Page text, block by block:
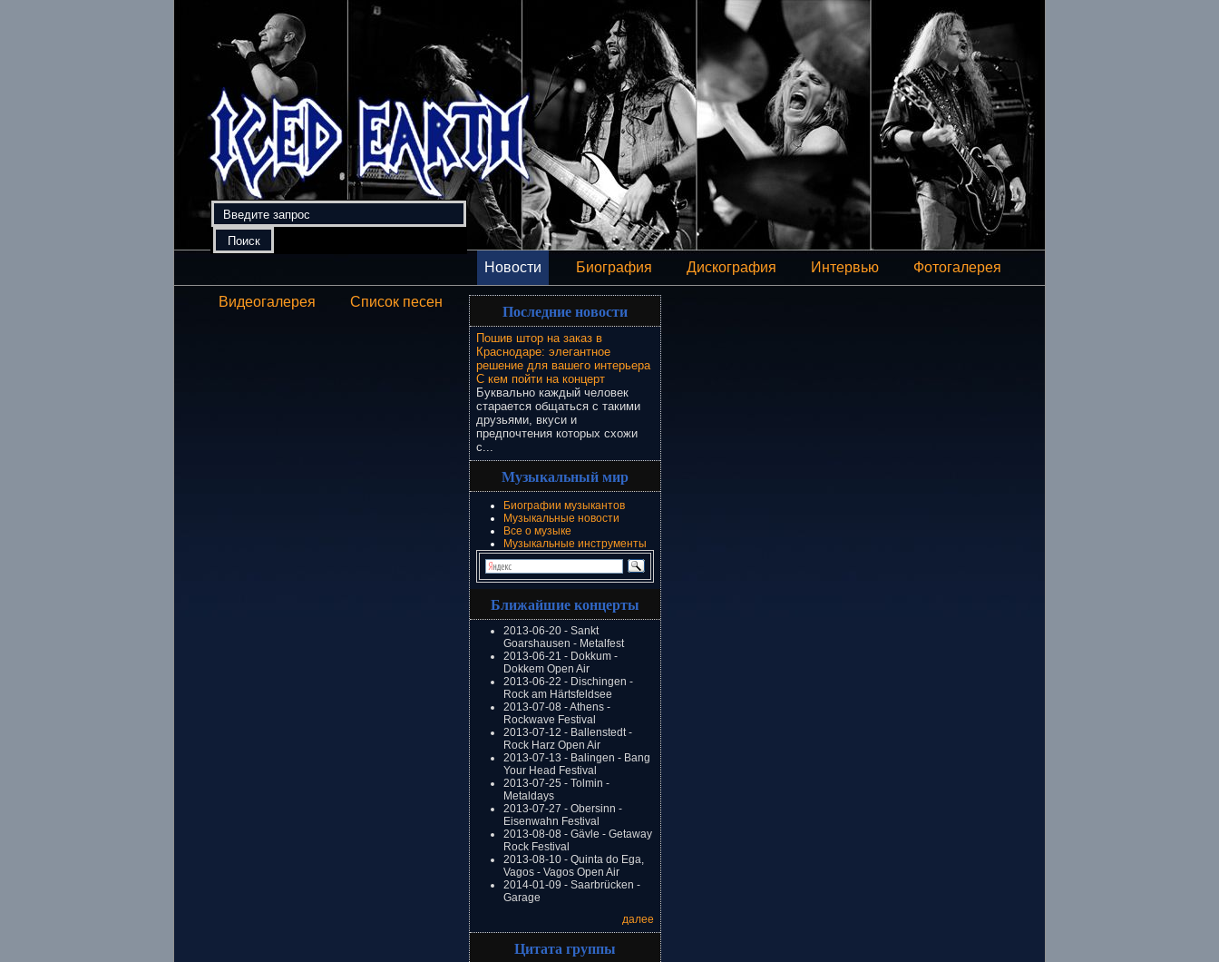
Новости Биография Дискография Интервью Фотогалерея
Видеогалерея Список песен Последние новости
Пошив штор на заказ в
Краснодаре: элегантное
решение для вашего интерьера
С кем пойти на концерт
Буквально каждый человек
старается общаться с такими
друзьями, вкуси и
предпочтения которых схожи
с...
Музыкальный мир
Биографии музыкантов
Музыкальные новости
Все о музыке
Музыкальные инструменты
Ближайшие концерты
2013-06-20 - Sankt
Goarshausen - Metalfest
2013-06-21 - Dokkum -
Dokkem Open Air
2013-06-22 - Dischingen -
Rock am Härtsfeldsee
2013-07-08 - Athens -
Rockwave Festival
2013-07-12 - Ballenstedt -
Rock Harz Open Air
2013-07-13 - Balingen - Bang
Your Head Festival
2013-07-25 - Tolmin -
Metaldays
2013-07-27 - Obersinn -
Eisenwahn Festival
2013-08-08 - Gävle - Getaway
Rock Festival
2013-08-10 - Quinta do Ega,
Vagos - Vagos Open Air
2014-01-09 - Saarbrücken -
Garage
далее
Цитата группы